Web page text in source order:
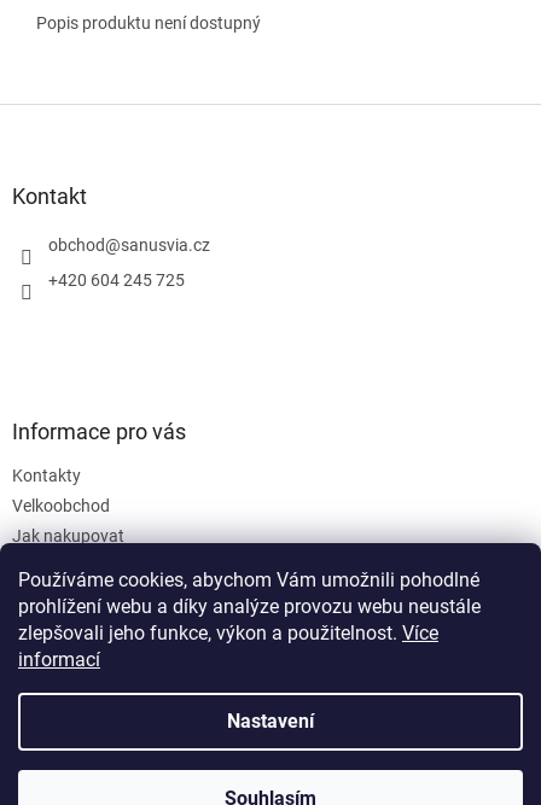
Používáme cookies, abychom Vám umožnili pohodlné
prohlížení webu a díky analýze provozu webu neustále
zlepšovali jeho funkce, výkon a použitelnost. Více
informací
Nastavení
Souhlasím
Popis produktu není dostupný
Kontakt
obchod@sanusvia.cz
+420 604 245 725
Informace pro vás
Kontakty
Velkoobchod
Jak nakupovat
Podmínky ochrany osobních údajů
Vytvořil Shoptet
SanusVia. Všechna práva vyhrazena.